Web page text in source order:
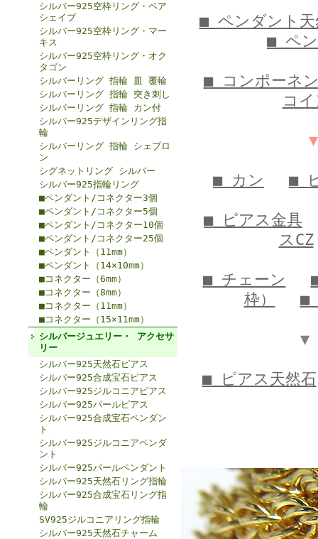
シルバー925空枠リング・ペア
シェイプ
シルバー925空枠リング・マー
キス
シルバー925空枠リング・オク
タゴン
シルバーリング 指輪 皿 覆輪
シルバーリング 指輪 突き刺し
シルバーリング 指輪 カン付
シルバー925デザインリング指
輪
シルバーリング 指輪 シェブロ
ン
シグネットリング シルバー
シルバー925指輪リング
■ペンダント/コネクター3個
■ペンダント/コネクター5個
■ペンダント/コネクター10個
■ペンダント/コネクター25個
■ペンダント（11mm）
■ペンダント（14×10mm）
■コネクター（6mm）
■コネクター（8mm）
■コネクター（11mm）
■コネクター（15×11mm）
シルバージュエリー・ アクセサ
リー
シルバー925天然石ピアス
シルバー925合成宝石ピアス
シルバー925ジルコニアピアス
シルバー925パールピアス
シルバー925合成宝石ペンダン
ト
シルバー925ジルコニアペンダ
ント
シルバー925パールペンダント
シルバー925天然石リング指輪
シルバー925合成宝石リング指
輪
SV925ジルコニアリング指輪
シルバー925天然石チャーム
■ ペンダント天
■ ペ
■ コンポーネ
コ
■ カン ■
■ ピアス金具
スCZ
■ チェーン
枠）
■
▼
■ ピアス天然石